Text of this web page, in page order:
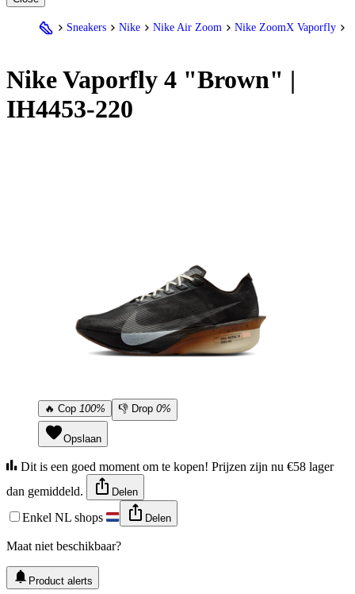
Sneakers Nike Nike Air Zoom Nike ZoomX Vaporfly
NikeVaporfly 4 "Brown" |
IH4453-220
🔥 Cop 100% 👎 Drop 0%
Opslaan
Dit is een goed moment om te kopen! Prijzen zijn nu €58 lager
dan gemiddeld.
Delen
Enkel NL shops Delen
Maat niet beschikbaar?
Product alerts